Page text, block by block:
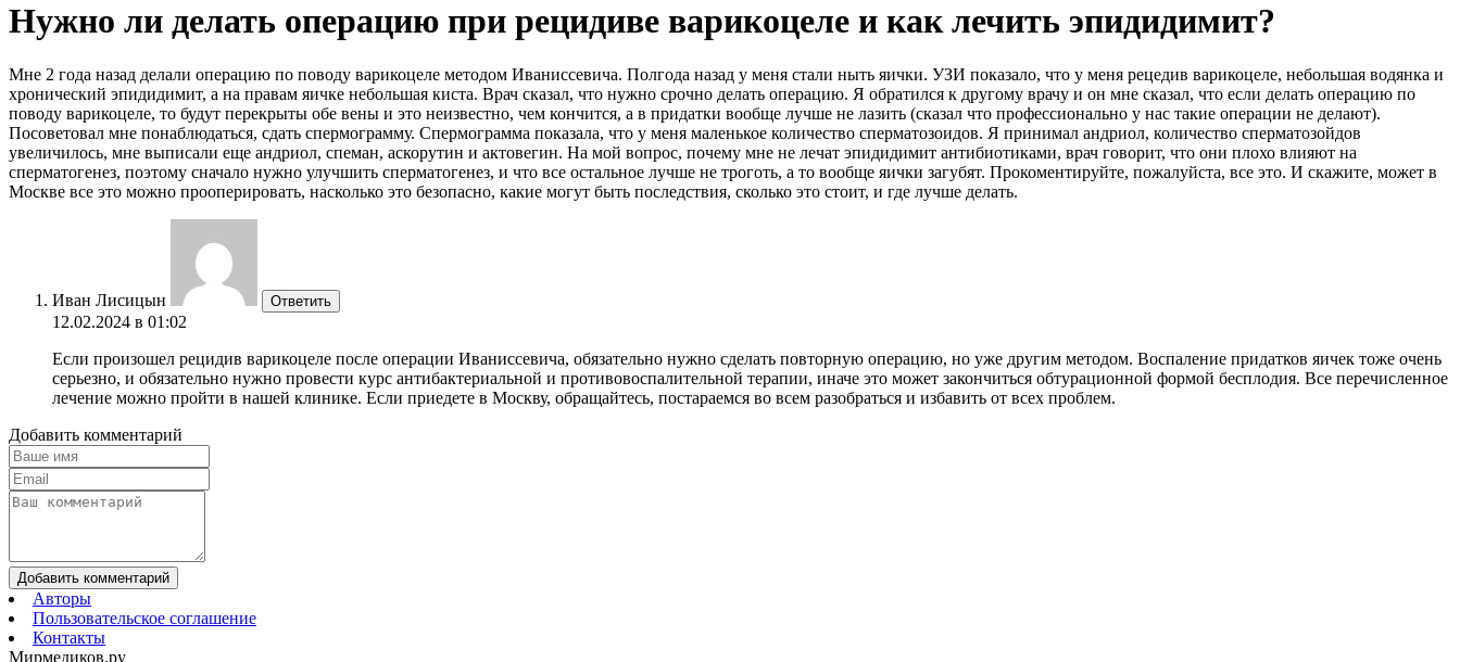
Нужно ли делать операцию при рецидиве варикоцеле и как лечить эпидидимит?
Мне 2 года назад делали операцию по поводу варикоцеле методом Иваниссевича. Полгода назад у меня стали ныть яички. УЗИ показало, что у меня рецедив варикоцеле, небольшая водянка и
хронический эпидидимит, а на правам яичке небольшая киста. Врач сказал, что нужно срочно делать операцию. Я обратился к другому врачу и он мне сказал, что если делать операцию по
поводу варикоцеле, то будут перекрыты обе вены и это неизвестно, чем кончится, а в придатки вообще лучше не лазить (сказал что профессионально у нас такие операции не делают).
Посоветовал мне понаблюдаться, сдать спермограмму. Спермограмма показала, что у меня маленькое количество сперматозоидов. Я принимал андриол, количество сперматозойдов
увеличилось, мне выписали еще андриол, спеман, аскорутин и актовегин. На мой вопрос, почему мне не лечат эпидидимит антибиотиками, врач говорит, что они плохо влияют на
сперматогенез, поэтому сначало нужно улучшить сперматогенез, и что все остальное лучше не троготь, а то вообще яички загубят. Прокоментируйте, пожалуйста, все это. И скажите, может в
Москве все это можно прооперировать, насколько это безопасно, какие могут быть последствия, сколько это стоит, и где лучше делать.
Иван Лисицын Ответить
12.02.2024 в 01:02
Если произошел рецидив варикоцеле после операции Иваниссевича, обязательно нужно сделать повторную операцию, но уже другим методом. Воспаление придатков яичек тоже очень
серьезно, и обязательно нужно провести курс антибактериальной и противовоспалительной терапии, иначе это может закончиться обтурационной формой бесплодия. Все перечисленное
лечение можно пройти в нашей клинике. Если приедете в Москву, обращайтесь, постараемся во всем разобраться и избавить от всех проблем.
Добавить комментарий
Добавить комментарий
Авторы
Пользовательское соглашение
Контакты
Мирмедиков.ру